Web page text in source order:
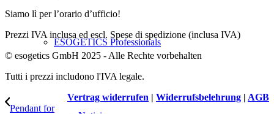
ESOGETICS Professionals
Siamo lì per l’orario d’ufficio!
Prezzi IVA inclusa ed escl. Spese di spedizione (inclusa IVA)
© esogetics GmbH 2025 - Alle Rechte vorbehalten
Tutti i prezzi includono l'IVA legale.
Vertrag widerrufen | Widerrufsbelehrung | AGB
Pendant for